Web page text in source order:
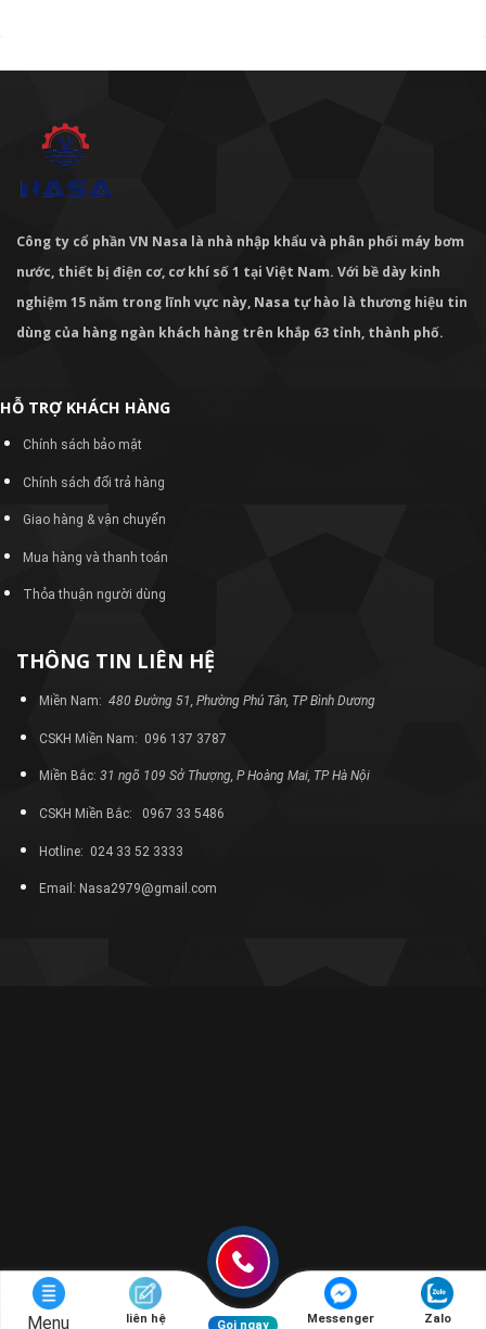
Công ty cổ phần VN Nasa là nhà nhập khẩu và phân phối máy bơm
nước, thiết bị điện cơ, cơ khí số 1 tại Việt Nam. Với bề dày kinh
nghiệm 15 năm trong lĩnh vực này, Nasa tự hào là thương hiệu tin
dùng của hàng ngàn khách hàng trên khắp 63 tỉnh, thành phố.
HỖ TRỢ KHÁCH HÀNG
Chính sách bảo mật
Chính sách đổi trả hàng
Giao hàng & vận chuyển
Mua hàng và thanh toán
Thỏa thuận người dùng
THÔNG TIN LIÊN HỆ
Miền Nam: 480 Đường 51, Phường Phú Tân, TP Bình Dương
CSKH Miền Nam: 096 137 3787
Miền Bắc: 31 ngõ 109 Sở Thượng, P Hoàng Mai, TP Hà Nội
CSKH Miền Bắc: 0967 33 5486
Hotline: 024 33 52 3333
Email: Nasa2979@gmail.com
Menu liên hệ Gọi ngay Messenger Zalo